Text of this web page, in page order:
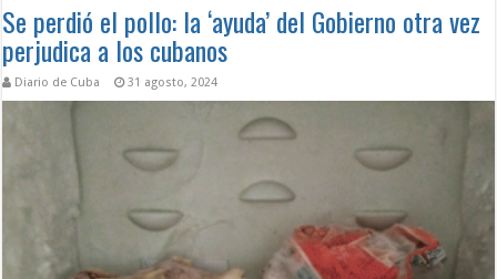
Se perdió el pollo: la ‘ayuda’ del Gobierno otra vez
perjudica a los cubanos
Diario de Cuba 31 agosto, 2024